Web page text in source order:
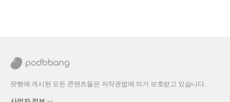
팟빵에 게시된 모든 콘텐츠들은 저작권법에 의거 보호받고 있습니다.